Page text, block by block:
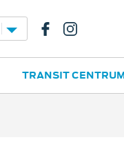
TRANSIT